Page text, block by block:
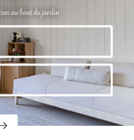
au bout du jardin